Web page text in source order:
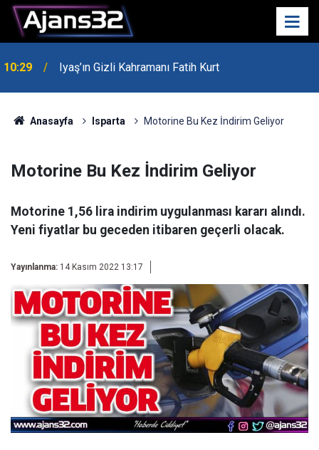
10:29 Iyaş’ın Gizli Kahramanı Fatih Kurt
00:52 Isparta'da Asker Eğlencesinde Kavga Çıktı
Anasayfa Isparta Motorine Bu Kez İndirim Geliyor
Motorine Bu Kez İndirim Geliyor
Motorine 1,56 lira indirim uygulanması kararı alındı.
Yeni fiyatlar bu geceden itibaren geçerli olacak.
Yayınlanma: 14 Kasım 2022 13:17